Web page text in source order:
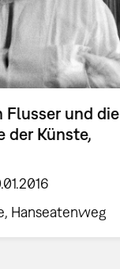
Flusser und die
der Künste,
Hanseatenweg